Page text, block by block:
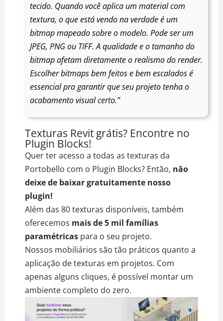
tecido. Quando você aplica um material com
textura, o que está vendo na verdade é um
bitmap mapeado sobre o modelo. Pode ser um
JPEG, PNG ou TIFF. A qualidade e o tamanho do
bitmap afetam diretamente o realismo do render.
Escolher bitmaps bem feitos e bem escalados é
essencial pra garantir que seu projeto tenha o
acabamento visual certo.”
Texturas Revit grátis? Encontre no
Plugin Blocks!
Quer ter acesso a todas as texturas da
Portobello com o Plugin Blocks? Então, não
deixe de baixar gratuitamente nosso
plugin!
Além das 80 texturas disponíveis, também
oferecemos mais de 5 mil famílias
paramétricas para o seu projeto.
Nossos mobiliários são tão práticos quanto a
aplicação de texturas em projetos. Com
apenas alguns cliques, é possível montar um
ambiente completo do zero.